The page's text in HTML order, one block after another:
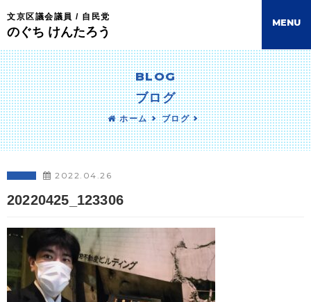
文京区議会議員 / 自民党
のぐち けんたろう
MENU
BLOG
ブログ
ホーム ブログ
2022.04.26
20220425_123306